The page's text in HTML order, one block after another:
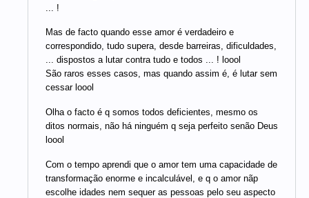
... !
Mas de facto quando esse amor é verdadeiro e
correspondido, tudo supera, desde barreiras, dificuldades,
... dispostos a lutar contra tudo e todos ... ! loool
São raros esses casos, mas quando assim é, é lutar sem
cessar loool
Olha o facto é q somos todos deficientes, mesmo os
ditos normais, não há ninguém q seja perfeito senão Deus
loool
Com o tempo aprendi que o amor tem uma capacidade de
transformação enorme e incalculável, e q o amor nãp
escolhe idades nem sequer as pessoas pelo seu aspecto